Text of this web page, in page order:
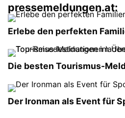
pressemeldungen.at:
Erlebe den perfekten
Die besten Tourismus-
Der Ironman als Event für